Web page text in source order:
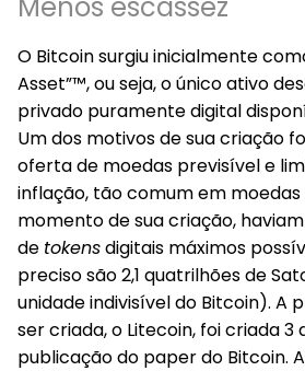
O Bitcoin surgiu inicialmente
Asset”™, ou seja, o único ativo
privado puramente digital
Um dos motivos de sua criação
oferta de moedas previsível e
inflação, tão comum em moedas
momento de sua criação, haviam
de tokensdigitais máximos
preciso são 2,1 quatrilhões de
unidade indivisível do Bitcoin). A
ser criada, o Litecoin, foi criada 3
publicação do paper do Bitcoin.